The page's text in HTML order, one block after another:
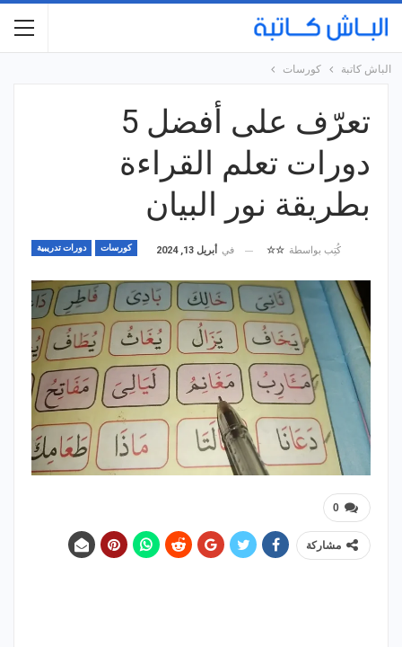
الباش كاتبة كورسات
تعرّف على أفضل 5
دورات تعلم القراءة
بطريقة نور البيان
كورسات دورات تدريبية كُتِب بواسطة ☆☆ في أبريل 13, 2024
0
مشاركة